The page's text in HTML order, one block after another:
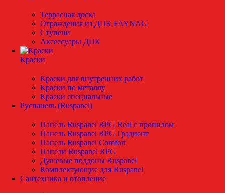
Террасная доска
Ограждения из ДПК FAYNAG
Ступени
Аксессуары ДПК
Краски
Краски для внутренних работ
Краски по металлу
Краски специальные
Руспанель (Ruspanel)
Панель Ruspanel RPG Real с пропилом
Панель Ruspanel RPG Градиент
Панель Ruspanel Comfort
Панели Ruspanel RPG
Душевые поддоны Ruspanel
Комплектующие для Ruspanel
Сантехника и отопление